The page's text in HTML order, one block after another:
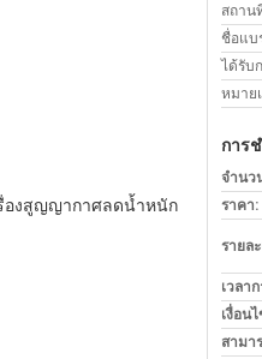
สถาน
ชื่อแบ
ได้รับ
หมาย
การ
จำนว
ราคา:
รายล
เวลา
เงื่อน
สามา